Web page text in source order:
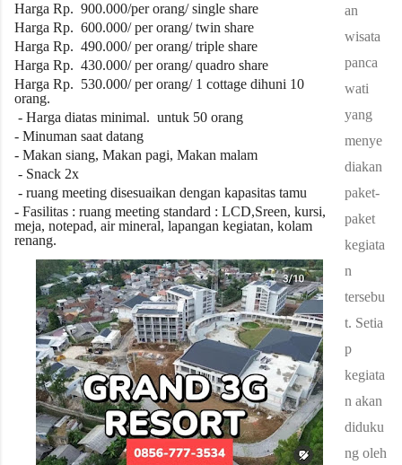
Harga Rp. 900.000/per orang/ single share
Harga Rp. 600.000/ per orang/ twin share
Harga Rp. 490.000/ per orang/ triple share
Harga Rp. 430.000/ per orang/ quadro share
Harga Rp. 530.000/ per orang/ 1 cottage dihuni 10
orang.
- Harga diatas minimal. untuk 50 orang
- Minuman saat datang
- Makan siang, Makan pagi, Makan malam
- Snack 2x
- ruang meeting disesuaikan dengan kapasitas tamu
- Fasilitas : ruang meeting standard : LCD,Sreen, kursi,
meja, notepad, air mineral, lapangan kegiatan, kolam
renang.
an
wisata
panca
wati
yang
menye
diakan
paket-
paket
kegiata
n
tersebu
t. Setia
p
kegiata
n akan
diduku
ng oleh